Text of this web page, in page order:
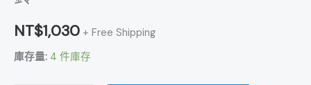
NT$1,030 + Free Shipping
庫存量: 4 件庫存